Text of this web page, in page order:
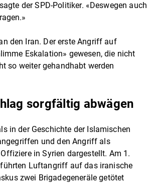
der SPD-Politiker. «Deswegen auch
den Iran. Der erste Angriff auf
Eskalation» gewesen, die nicht
so weiter gehandhabt werden
sorgfältig abwägen
in der Geschichte der Islamischen
und den Angriff als
in Syrien dargestellt. Am 1.
Luftangriff auf das iranische
zwei Brigadegeneräle getötet